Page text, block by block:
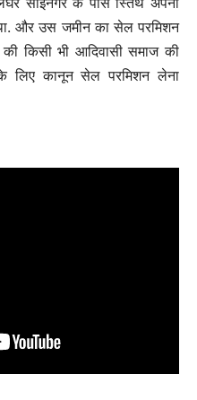
और उस जमीन का सेल परमिशन
किसी भी आदिवासी समाज की
कानून सेल परमिशन लेना